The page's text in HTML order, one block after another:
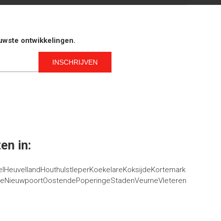
ontwikkelingen.
in:
HeuvellandHouthulstIeperKoekelareKoksijdeKortemark
NieuwpoortOostendePoperingeStadenVeurneVleteren